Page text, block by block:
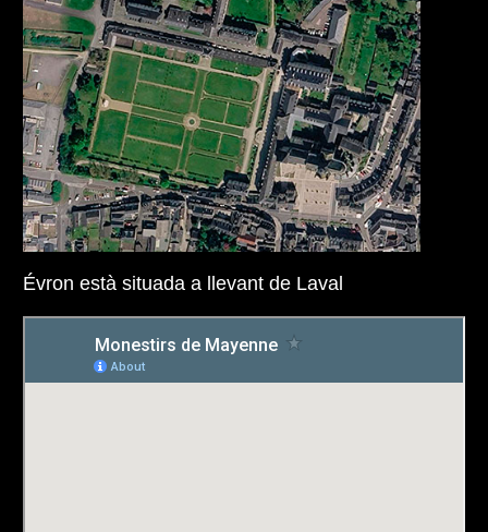
Évron està situada a llevant de Laval